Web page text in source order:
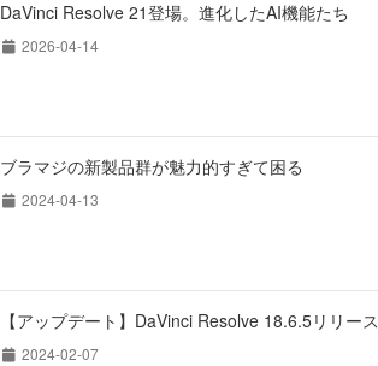
DaVinci Resolve 21登場。進化したAI機能たち
2026-04-14
ブラマジの新製品群が魅力的すぎて困る
2024-04-13
【アップデート】DaVinci Resolve 18.6.5リリース
2024-02-07